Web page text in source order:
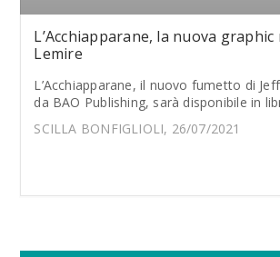
L’Acchiapparane, la nuova graphic
Lemire
L’Acchiapparane, il nuovo fumetto di
da BAO Publishing, sarà disponibile in
SCILLA BONFIGLIOLI, 26/07/2021